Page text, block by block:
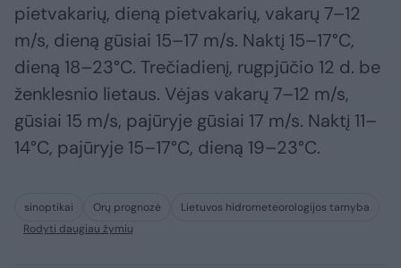
pietvakarių, dieną pietvakarių, vakarų 7–12
m/s, dieną gūsiai 15–17 m/s. Naktį 15–17°C,
dieną 18–23°C. Trečiadienį, rugpjūčio 12 d. be
ženklesnio lietaus. Vėjas vakarų 7–12 m/s,
gūsiai 15 m/s, pajūryje gūsiai 17 m/s. Naktį 11–
14°C, pajūryje 15–17°C, dieną 19–23°C.
sinoptikai Orų prognozė
Lietuvos hidrometeorologijos tarnyba
Rodyti daugiau žymių